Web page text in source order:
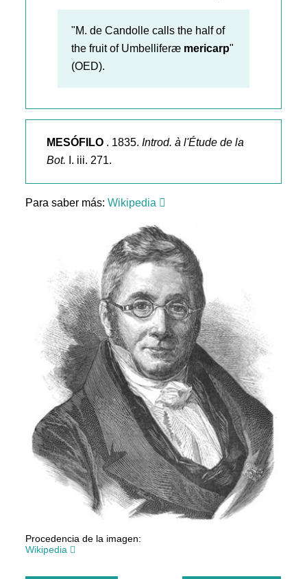
"M. de Candolle calls the half of
the fruit of Umbelliferæ mericarp"
(OED).
MESÓFILO . 1835.Introd. à l'Étude de la
Bot. I. iii. 271.
Para saber más:Wikipedia
Procedencia de la imagen:
Wikipedia